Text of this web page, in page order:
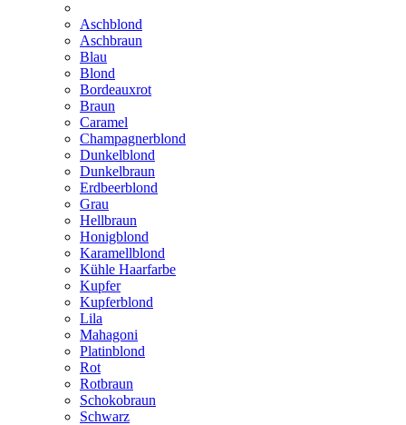
Aschblond
Aschbraun
Blau
Blond
Bordeauxrot
Braun
Caramel
Champagnerblond
Dunkelblond
Dunkelbraun
Erdbeerblond
Grau
Hellbraun
Honigblond
Karamellblond
Kühle Haarfarbe
Kupfer
Kupferblond
Lila
Mahagoni
Platinblond
Rot
Rotbraun
Schokobraun
Schwarz